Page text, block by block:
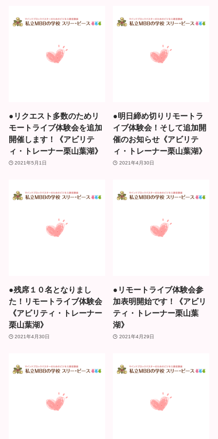
●リクエスト多数のためリ
モートライブ体験会を追加
開催します！《アビリテ
ィ・トレーナー栗山葉湖》
2021年5月1日
●明日締め切りリモートラ
イブ体験会！そして追加開
催のお知らせ《アビリテ
ィ・トレーナー栗山葉湖》
2021年4月30日
●残席１０名となりまし
た！リモートライブ体験会
《アビリティ・トレーナー
栗山葉湖》
2021年4月30日
●リモートライブ体験会参
加表明開始です！《アビリ
ティ・トレーナー栗山葉
湖》
2021年4月29日